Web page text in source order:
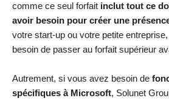
comme ce seul forfait inclut tout ce
avoir besoin pour créer une
votre start-up ou votre petite
besoin de passer au forfait supérieur
Autrement, si vous avez besoin de
spécifiques à Microsoft, Solunet